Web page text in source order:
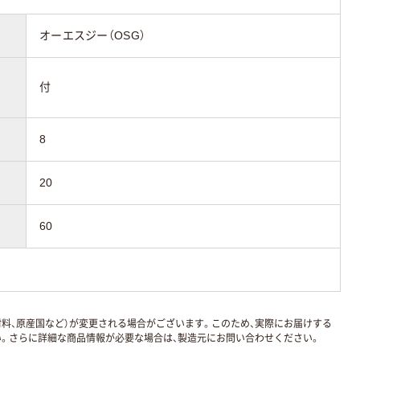
オーエスジー（OSG）
付
8
20
60
、原産国など）が変更される場合がございます。このため、実際にお届けする
らに詳細な商品情報が必要な場合は、製造元にお問い合わせください。